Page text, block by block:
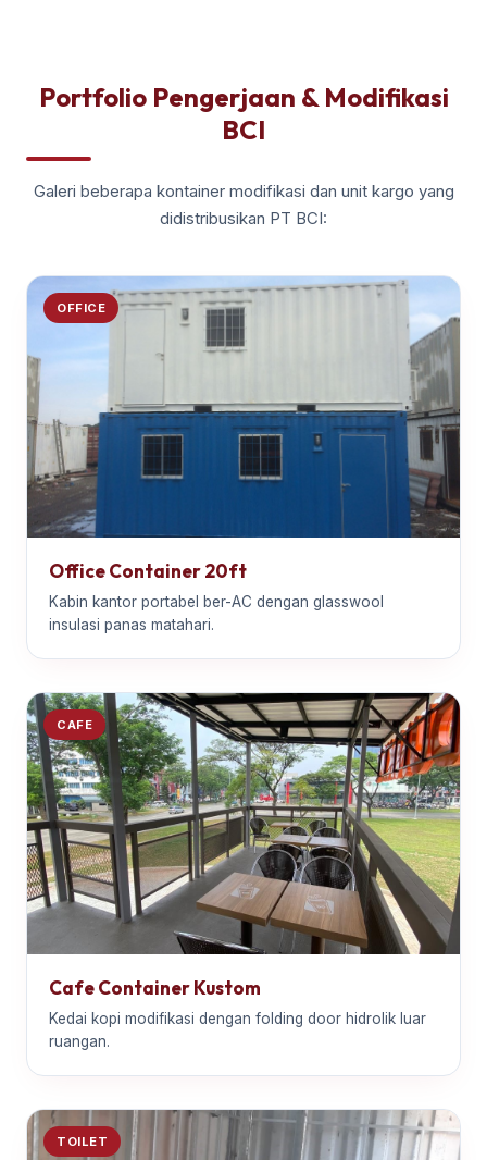
Portfolio Pengerjaan & Modifikasi
BCI
Galeri beberapa kontainer modifikasi dan unit kargo yang
didistribusikan PT BCI:
OFFICE
Office Container 20ft
Kabin kantor portabel ber-AC dengan glasswool
insulasi panas matahari.
CAFE
Cafe Container Kustom
Kedai kopi modifikasi dengan folding door hidrolik luar
ruangan.
TOILET